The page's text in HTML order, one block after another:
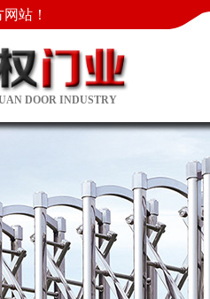
站！
DOOR INDUSTRY